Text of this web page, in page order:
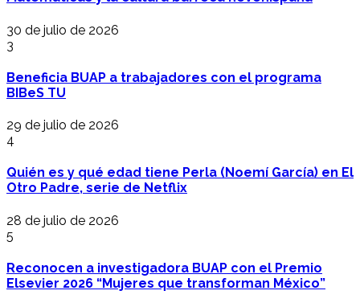
30 de julio de 2026
3
Beneficia BUAP a trabajadores con el programa
BIBeS TU
29 de julio de 2026
4
Quién es y qué edad tiene Perla (Noemí García) en El
Otro Padre, serie de Netflix
28 de julio de 2026
5
Reconocen a investigadora BUAP con el Premio
Elsevier 2026 “Mujeres que transforman México”